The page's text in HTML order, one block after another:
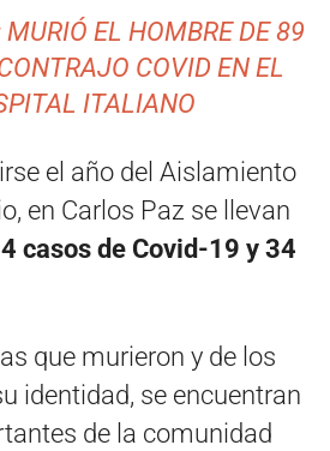
MURIÓ EL HOMBRE DE 89
COVID EN EL
ITALIANO
el año del Aislamiento
en Carlos Paz se llevan
casos de Covid-19 y 34
que murieron y de los
identidad, se encuentran
de la comunidad